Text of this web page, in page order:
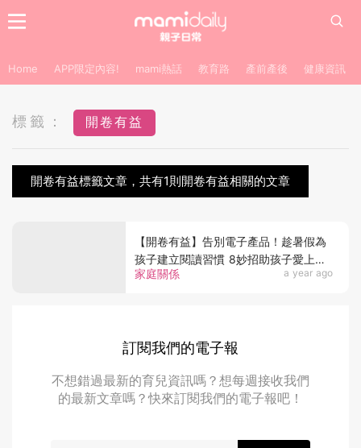
Home APP限定內容! mami熱話 教育路 產前產後 健康資訊
標籤： 開卷有益
開卷有益標籤文章，共有1則開卷有益相關的文章
家庭關係 a year ago
【開卷有益】告別電子產品！趁暑假為
孩子建立閱讀習慣 8妙招助孩子愛上閱
讀
訂閱我們的電子報
不想錯過最新的育兒資訊嗎？想每週接收我們
的最新文章嗎？快來訂閱我們的電子報吧！